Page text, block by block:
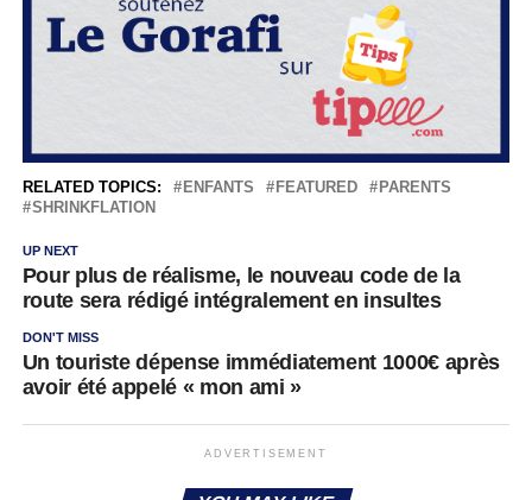
RELATED TOPICS: ENFANTS FEATURED
PARENTS
SHRINKFLATION
UP NEXT
Pour plus de réalisme, le nouveau code de la
route sera rédigé intégralement en insultes
DON'T MISS
Un touriste dépense immédiatement 1000€ après
avoir été appelé « mon ami »
ADVERTISEMENT